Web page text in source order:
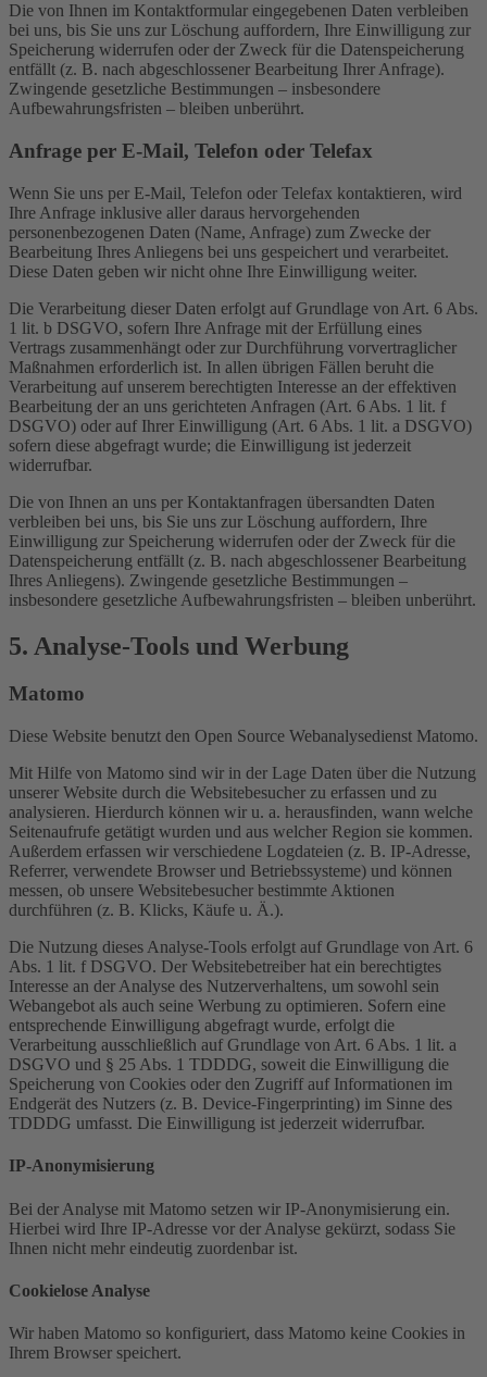
Die von Ihnen im Kontaktformular eingegebenen Daten verbleiben
bei uns, bis Sie uns zur Löschung auffordern, Ihre Einwilligung zur
Speicherung widerrufen oder der Zweck für die Datenspeicherung
entfällt (z. B. nach abgeschlossener Bearbeitung Ihrer Anfrage).
Zwingende gesetzliche Bestimmungen – insbesondere
Aufbewahrungsfristen – bleiben unberührt.
Anfrage per E-Mail, Telefon oder Telefax
Wenn Sie uns per E-Mail, Telefon oder Telefax kontaktieren, wird
Ihre Anfrage inklusive aller daraus hervorgehenden
personenbezogenen Daten (Name, Anfrage) zum Zwecke der
Bearbeitung Ihres Anliegens bei uns gespeichert und verarbeitet.
Diese Daten geben wir nicht ohne Ihre Einwilligung weiter.
Die Verarbeitung dieser Daten erfolgt auf Grundlage von Art. 6 Abs.
1 lit. b DSGVO, sofern Ihre Anfrage mit der Erfüllung eines
Vertrags zusammenhängt oder zur Durchführung vorvertraglicher
Maßnahmen erforderlich ist. In allen übrigen Fällen beruht die
Verarbeitung auf unserem berechtigten Interesse an der effektiven
Bearbeitung der an uns gerichteten Anfragen (Art. 6 Abs. 1 lit. f
DSGVO) oder auf Ihrer Einwilligung (Art. 6 Abs. 1 lit. a DSGVO)
sofern diese abgefragt wurde; die Einwilligung ist jederzeit
widerrufbar.
Die von Ihnen an uns per Kontaktanfragen übersandten Daten
verbleiben bei uns, bis Sie uns zur Löschung auffordern, Ihre
Einwilligung zur Speicherung widerrufen oder der Zweck für die
Datenspeicherung entfällt (z. B. nach abgeschlossener Bearbeitung
Ihres Anliegens). Zwingende gesetzliche Bestimmungen –
insbesondere gesetzliche Aufbewahrungsfristen – bleiben unberührt.
5. Analyse-Tools und Werbung
Matomo
Diese Website benutzt den Open Source Webanalysedienst Matomo.
Mit Hilfe von Matomo sind wir in der Lage Daten über die Nutzung
unserer Website durch die Websitebesucher zu erfassen und zu
analysieren. Hierdurch können wir u. a. herausfinden, wann welche
Seitenaufrufe getätigt wurden und aus welcher Region sie kommen.
Außerdem erfassen wir verschiedene Logdateien (z. B. IP-Adresse,
Referrer, verwendete Browser und Betriebssysteme) und können
messen, ob unsere Websitebesucher bestimmte Aktionen
durchführen (z. B. Klicks, Käufe u. Ä.).
Die Nutzung dieses Analyse-Tools erfolgt auf Grundlage von Art. 6
Abs. 1 lit. f DSGVO. Der Websitebetreiber hat ein berechtigtes
Interesse an der Analyse des Nutzerverhaltens, um sowohl sein
Webangebot als auch seine Werbung zu optimieren. Sofern eine
entsprechende Einwilligung abgefragt wurde, erfolgt die
Verarbeitung ausschließlich auf Grundlage von Art. 6 Abs. 1 lit. a
DSGVO und § 25 Abs. 1 TDDDG, soweit die Einwilligung die
Speicherung von Cookies oder den Zugriff auf Informationen im
Endgerät des Nutzers (z. B. Device-Fingerprinting) im Sinne des
TDDDG umfasst. Die Einwilligung ist jederzeit widerrufbar.
IP-Anonymisierung
Bei der Analyse mit Matomo setzen wir IP-Anonymisierung ein.
Hierbei wird Ihre IP-Adresse vor der Analyse gekürzt, sodass Sie
Ihnen nicht mehr eindeutig zuordenbar ist.
Cookielose Analyse
Wir haben Matomo so konfiguriert, dass Matomo keine Cookies in
Ihrem Browser speichert.